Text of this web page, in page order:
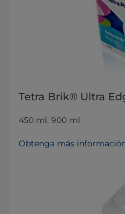
Tetra Brik® Ultra
450 ml, 900 ml
Obtenga más